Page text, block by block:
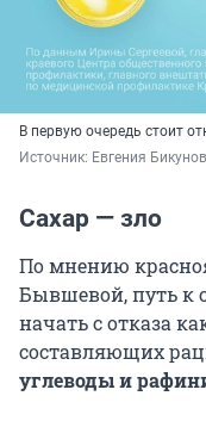
В первую очередь стоит
Источник: Евгения
Сахар — зло
По мнению
Бывшевой, путь к
начать с отказа
составляющих
углеводы и